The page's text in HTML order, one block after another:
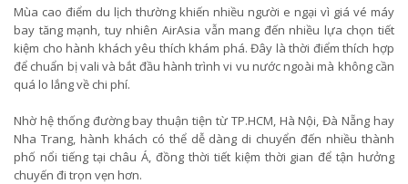
Mùa cao điểm du lịch thường khiến nhiều người e ngại vì giá vé máy
bay tăng mạnh, tuy nhiên AirAsia vẫn mang đến nhiều lựa chọn tiết
kiệm cho hành khách yêu thích khám phá. Đây là thời điểm thích hợp
để chuẩn bị vali và bắt đầu hành trình vi vu nước ngoài mà không cần
quá lo lắng về chi phí.
Nhờ hệ thống đường bay thuận tiện từ TP.HCM, Hà Nội, Đà Nẵng hay
Nha Trang, hành khách có thể dễ dàng di chuyển đến nhiều thành
phố nổi tiếng tại châu Á, đồng thời tiết kiệm thời gian để tận hưởng
chuyến đi trọn vẹn hơn.